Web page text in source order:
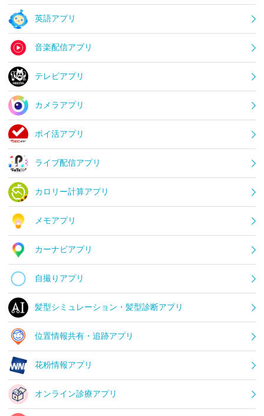
英語アプリ
音楽配信アプリ
テレビアプリ
カメラアプリ
ポイ活アプリ
ライブ配信アプリ
カロリー計算アプリ
メモアプリ
カーナビアプリ
自撮りアプリ
髪型シミュレーション・髪型診断アプリ
位置情報共有・追跡アプリ
花粉情報アプリ
オンライン診療アプリ